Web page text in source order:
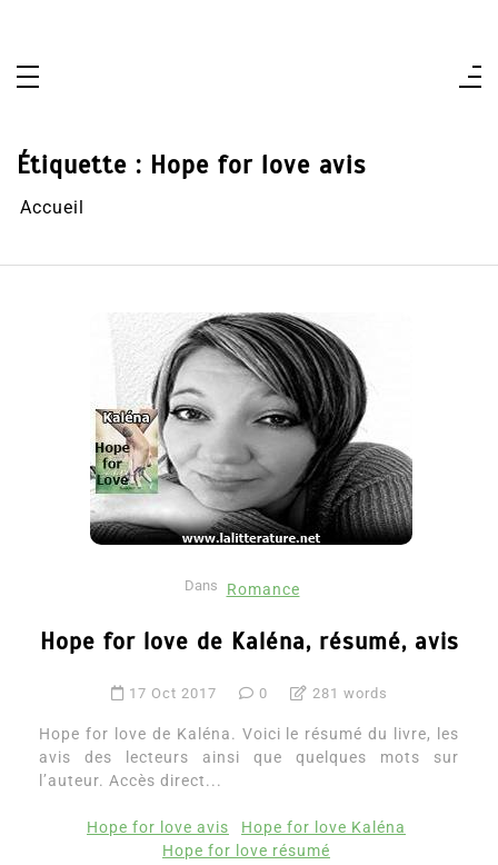
Étiquette : Hope for love avis
Accueil
Dans Romance
Hope for love de Kaléna, résumé, avis
17 Oct 2017 0 281 words
Hope for love de Kaléna. Voici le résumé du livre, les
avis des lecteurs ainsi que quelques mots sur
l’auteur. Accès direct...
Hope for love avis
Hope for love Kaléna
Hope for love résumé